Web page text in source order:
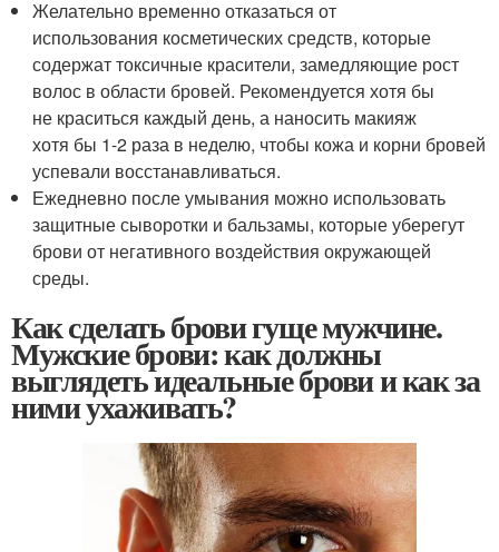
Желательно временно отказаться от
использования косметических средств, которые
содержат токсичные красители, замедляющие рост
волос в области бровей. Рекомендуется хотя бы
не краситься каждый день, а наносить макияж
хотя бы 1-2 раза в неделю, чтобы кожа и корни бровей
успевали восстанавливаться.
Ежедневно после умывания можно использовать
защитные сыворотки и бальзамы, которые уберегут
брови от негативного воздействия окружающей
среды.
Как сделать брови гуще мужчине.
Мужские брови: как должны
выглядеть идеальные брови и как за
ними ухаживать?